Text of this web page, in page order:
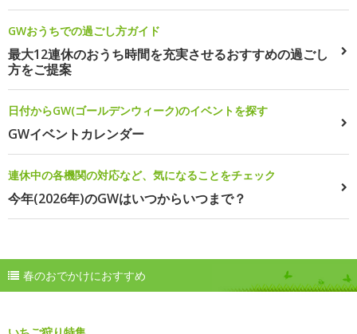
GWおうちでの過ごし方ガイド
最大12連休のおうち時間を充実させるおすすめの過ごし
方をご提案
日付からGW(ゴールデンウィーク)のイベントを探す
GWイベントカレンダー
連休中の各機関の対応など、気になることをチェック
今年(2026年)のGWはいつからいつまで？
春のおでかけにおすすめ